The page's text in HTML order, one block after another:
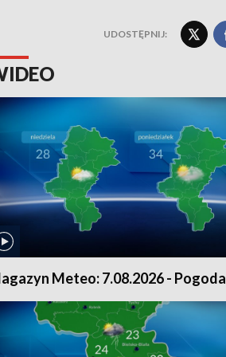
UDOSTĘPNIJ:
Meteo: 7.08.2026 - Pogoda